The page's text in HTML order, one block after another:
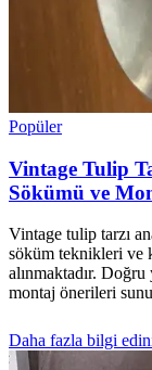
Popüler
Vintage Tulip
Sökümü ve
Vintage tulip tarzı
söküm teknikleri ve
alınmaktadır.
montaj önerileri
Daha fazla bilgi